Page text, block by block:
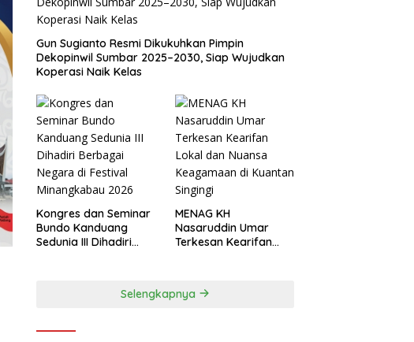
Gun Sugianto Resmi Dikukuhkan Pimpin
Dekopinwil Sumbar 2025–2030, Siap Wujudkan
Koperasi Naik Kelas
Kongres dan Seminar
Bundo Kanduang
Sedunia III Dihadiri
MENAG KH
Nasaruddin Umar
Terkesan Kearifan
Selengkapnya